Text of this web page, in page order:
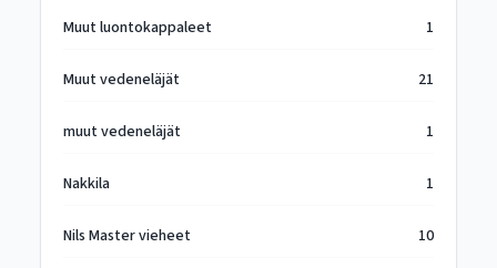
Muut luontokappaleet 1
Muut vedeneläjät 21
muut vedeneläjät 1
Nakkila 1
Nils Master vieheet 10